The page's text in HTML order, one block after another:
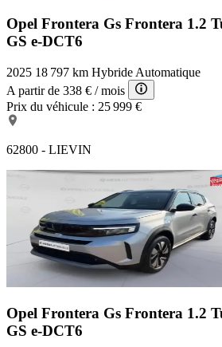
Opel Frontera Gs Frontera 1.2
GS e-DCT6
2025 18 797 km Hybride Automatique
A partir de 338 € / mois
Prix du véhicule : 25 999 €
62800 - LIEVIN
Opel Frontera Gs Frontera 1.2
GS e-DCT6